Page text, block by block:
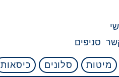
סניפים
מיטות סלונים כיסאות